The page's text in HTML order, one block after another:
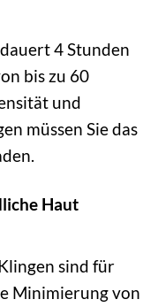
4 Stunden
bis zu 60
und
müssen Sie das
Haut
sind für
Minimierung von